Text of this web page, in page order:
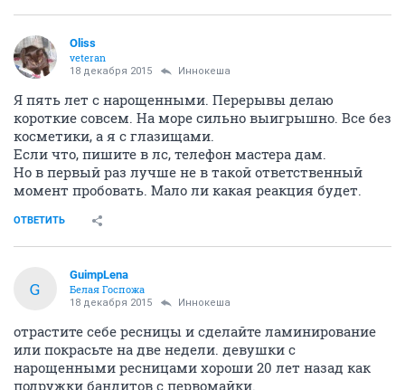
Oliss
veteran
18 декабря 2015 Иннокеша
Я пять лет с нарощенными. Перерывы делаю
короткие совсем. На море сильно выигрышно. Все без
косметики, а я с глазищами.
Если что, пишите в лс, телефон мастера дам.
Но в первый раз лучше не в такой ответственный
момент пробовать. Мало ли какая реакция будет.
ОТВЕТИТЬ
G
GuimpLena
Белая Госпожа
18 декабря 2015 Иннокеша
отрастите себе ресницы и сделайте ламинирование
или покрасьте на две недели. девушки с
нарощенными ресницами хороши 20 лет назад как
подружки бандитов с первомайки.